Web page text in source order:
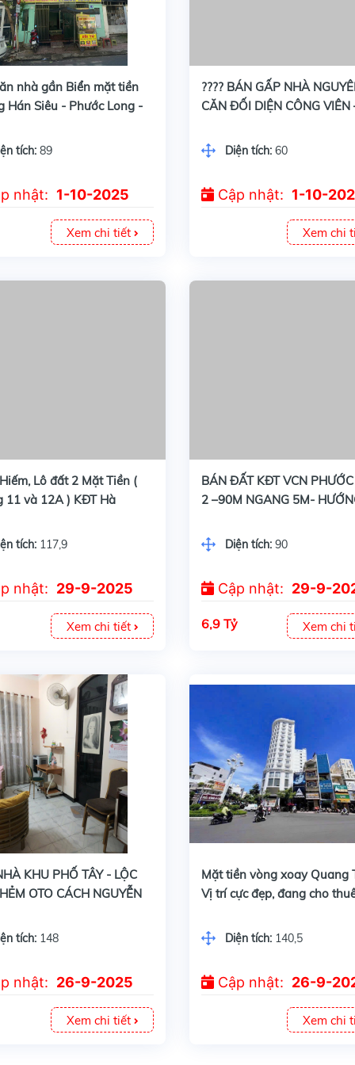
nhà gần Biển mặt tiền
Hán Siêu - Phước Long -
Tích : 89m2. Mặt tiền
nở hậu 6,15m .
tích: 89
nhật: 1-10-2025
Xem chi tiết
???? BÁN GẤP NHÀ
CĂN ĐỐI DIỆN CÔNG VIÊN
60m² (ngang 6m) – vuông
đối diện công viên
Diện tích: 60
Cập nhật: 1-10-
Xem chi
Lô đất 2 Mặt Tiền (
11 và 12A ) KĐT Hà
5mtích: 117,9
nhật: 29-9-2025
Xem chi tiết
BÁN ĐẤT KĐT VCN
2 –90M NGANG 5M-
6TỶ900Diện tích: 90
Cập nhật: 29-9-
6,9 Tỷ Xem chi
KHU PHỐ TÂY - LỘC
OTO CÁCH NGUYỄN
6,67M NỞ HẬU
GIÁ BÁN 22TỶ00
tích: 148
nhật: 26-9-2025
Xem chi tiết
Mặt tiền vòng xoay Quang
Vị trí cực đẹp, đang cho
viện đa khoa Tỉnh,cách
cách biển chỉ 500m
Diện tích: 140,5
Cập nhật: 26-9-
Xem chi